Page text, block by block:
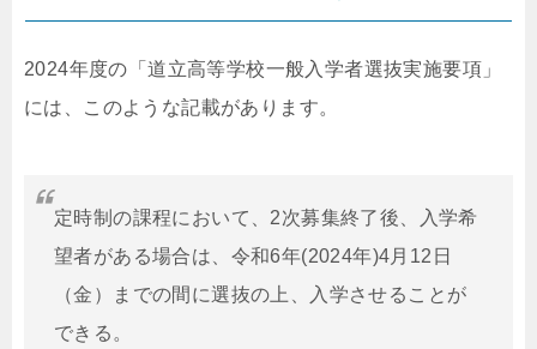
2024年度の「道立高等学校一般入学者選抜実施要項」
には、このような記載があります。
定時制の課程において、2次募集終了後、入学希
望者がある場合は、令和6年(2024年)4月12日
（金）までの間に選抜の上、入学させることが
できる。